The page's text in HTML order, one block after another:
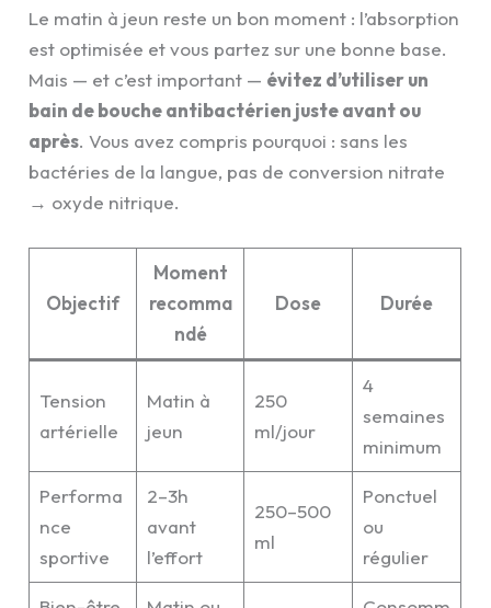
Le matin à jeun reste un bon moment : l’absorption
est optimisée et vous partez sur une bonne base.
Mais — et c’est important — évitez d’utiliser un
bain de bouche antibactérien juste avant ou
après. Vous avez compris pourquoi : sans les
bactéries de la langue, pas de conversion nitrate
→ oxyde nitrique.
Objectif
Moment
recomma
ndé
Dose Durée
Tension
artérielle
Matin à
jeun
250
ml/jour
4
semaines
minimum
Performa
nce
sportive
2–3h
avant
l’effort
250–500
ml
Ponctuel
ou
régulier